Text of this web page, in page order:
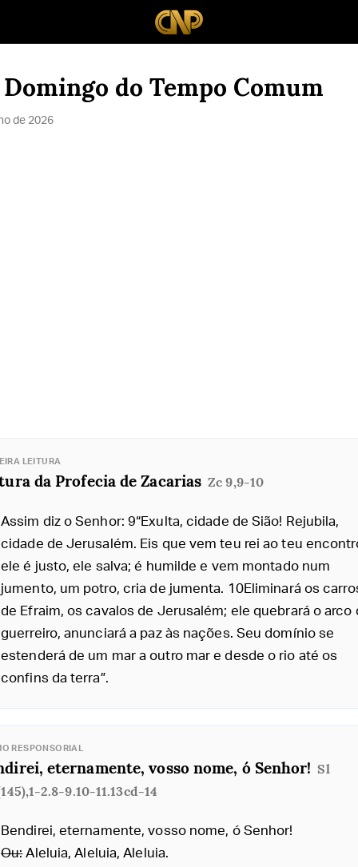
Domingo do Tempo Comum
de 2026
LEITURA
da Profecia de Zacarias Zc 9,9-10
Assim diz o Senhor: 9“Exulta, cidade de Sião! Rejubila,
cidade de Jerusalém. Eis que vem teu rei ao teu
ele é justo, ele salva; é humilde e vem montado num
jumento, um potro, cria de jumenta. 10Eliminará os
de Efraim, os cavalos de Jerusalém; ele quebrará o arco
guerreiro, anunciará a paz às nações. Seu domínio se
estenderá de um mar a outro mar e desde o rio até os
confins da terra”.
RESPONSORIAL
eternamente, vosso nome, ó Senhor! Sl
2.8-9.10-11.13cd-14
Bendirei, eternamente, vosso nome, ó Senhor!
Ou:Aleluia, Aleluia, Aleluia.